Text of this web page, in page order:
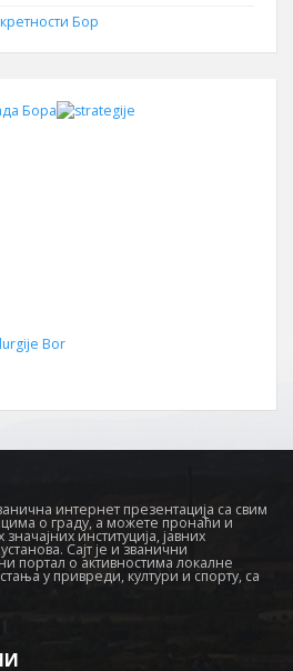
Бор
интернет презентација са свим
о граду, а можете пронаћи и
значајних институција, јавних
Сајт је и званични
портал о активностима локалне
у привреди, култури и спорту, са